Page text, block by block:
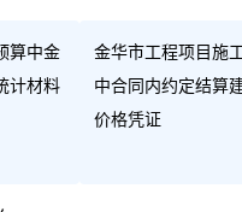
算中金
计材料
金华市工程项目施
中合同内约定结算
价格凭证